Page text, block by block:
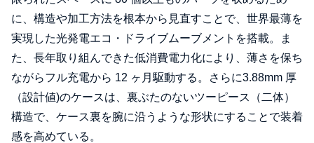
に、構造や加工方法を根本から見直すことで、世界最薄を
実現した光発電エコ・ドライブムーブメントを搭載。ま
た、⻑年取り組んできた低消費電力化により、薄さを保ち
ながらフル充電から 12 ヶ月駆動する。さらに3.88mm 厚
（設計値)のケースは、裏ぶたのないツーピース（二体）
構造で、ケース裏を腕に沿うような形状にすることで装着
感を高めている。